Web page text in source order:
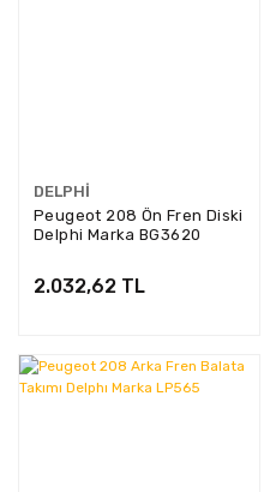
DELPHI
Peugeot 208 Ön Fren Diski
Delphi Marka BG3620
2.032,62 TL